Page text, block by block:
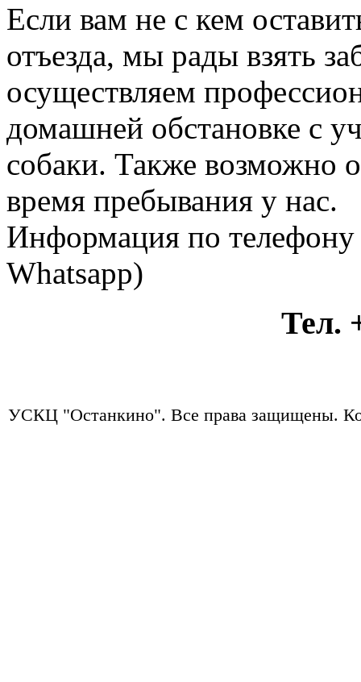
Если вам не с кем
отъезда, мы рады взять
осуществляем
домашней обстановке с
собаки. Также возможно
время пребывания у нас.
Информация по
Whatsapp)
Тел.
УСКЦ "Останкино". Все права защищены.